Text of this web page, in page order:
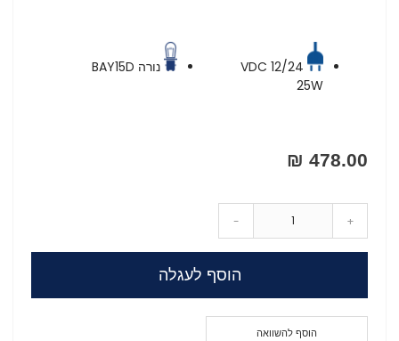
12/24 VDC
25W
נורה BAY15D
478.00 ₪
- +
הוסף לעגלה
הוסף להשוואה